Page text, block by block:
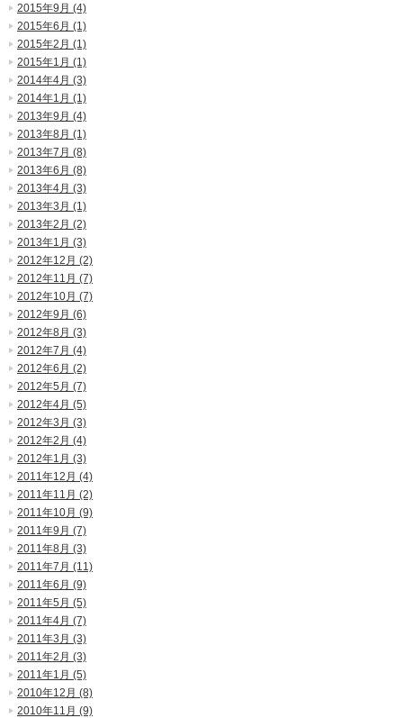
2015年9月 (4)
2015年6月 (1)
2015年2月 (1)
2015年1月 (1)
2014年4月 (3)
2014年1月 (1)
2013年9月 (4)
2013年8月 (1)
2013年7月 (8)
2013年6月 (8)
2013年4月 (3)
2013年3月 (1)
2013年2月 (2)
2013年1月 (3)
2012年12月 (2)
2012年11月 (7)
2012年10月 (7)
2012年9月 (6)
2012年8月 (3)
2012年7月 (4)
2012年6月 (2)
2012年5月 (7)
2012年4月 (5)
2012年3月 (3)
2012年2月 (4)
2012年1月 (3)
2011年12月 (4)
2011年11月 (2)
2011年10月 (9)
2011年9月 (7)
2011年8月 (3)
2011年7月 (11)
2011年6月 (9)
2011年5月 (5)
2011年4月 (7)
2011年3月 (3)
2011年2月 (3)
2011年1月 (5)
2010年12月 (8)
2010年11月 (9)